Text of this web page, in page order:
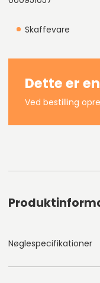
Skaffevare
Dette er
Ved bestilling
Nøglespecifikationer